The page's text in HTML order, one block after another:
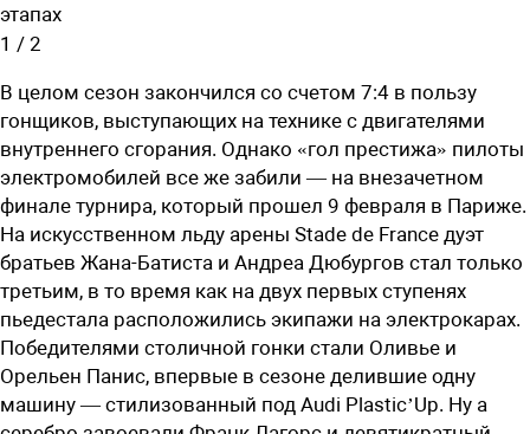
этапах
1 / 2
В целом сезон закончился со счетом 7:4 в пользу
гонщиков, выступающих на технике с двигателями
внутреннего сгорания. Однако «гол престижа» пилоты
электромобилей все же забили — на внезачетном
финале турнира, который прошел 9 февраля в Париже.
На искусственном льду арены Stade de France дуэт
братьев Жана-Батиста и Андреа Дюбургов стал только
третьим, в то время как на двух первых ступенях
пьедестала расположились экипажи на электрокарах.
Победителями столичной гонки стали Оливье и
Орельен Панис, впервые в сезоне делившие одну
машину — стилизованный под Audi Plastic’Up. Ну а